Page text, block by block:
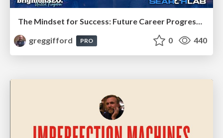
The Mindset for Success: Future Career Progression
greggifford
PRO 0 440